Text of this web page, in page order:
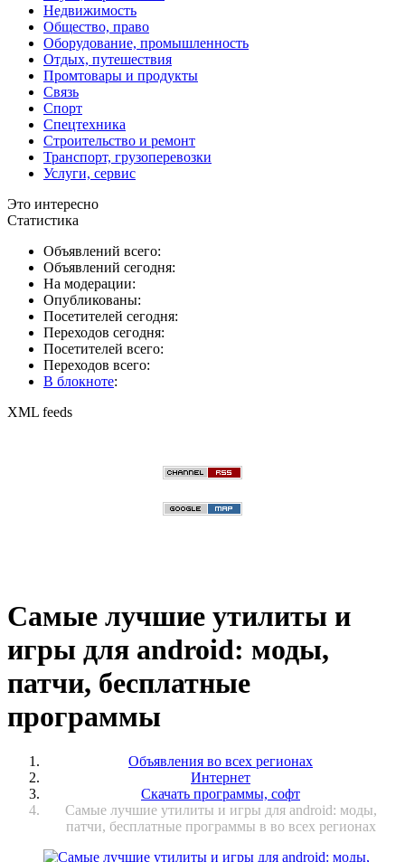
Недвижимость
Общество, право
Оборудование, промышленность
Отдых, путешествия
Промтовары и продукты
Связь
Спорт
Спецтехника
Строительство и ремонт
Транспорт, грузоперевозки
Услуги, сервис
Это интересно
Статистика
Объявлений всего:
Объявлений сегодня:
На модерации:
Опубликованы:
Посетителей сегодня:
Переходов сегодня:
Посетителей всего:
Переходов всего:
В блокноте:
XML feeds
Самые лучшие утилиты и
игры для android: моды,
патчи, бесплатные
программы
Объявления во всех регионах
Интернет
Скачать программы, софт
Самые лучшие утилиты и игры для android: моды,
патчи, бесплатные программы в во всех регионах